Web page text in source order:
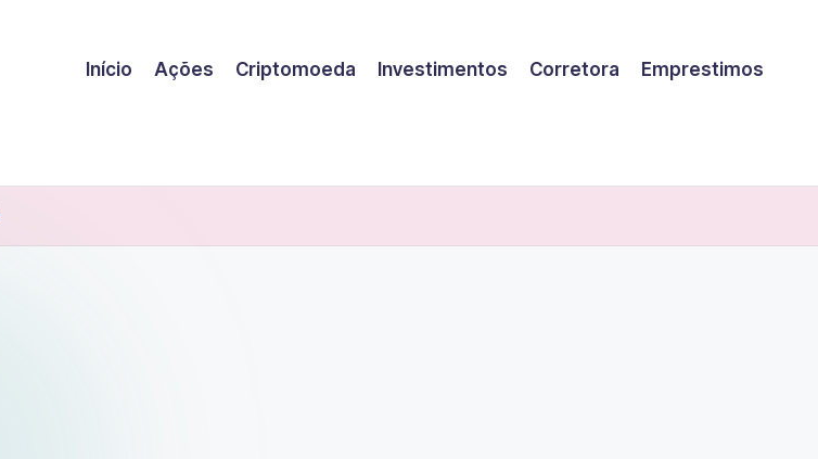
Início Ações Criptomoeda Investimentos Corretora Emprestimos